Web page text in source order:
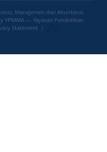
Manajemen dan Akuntansi.
— Yayasan Pendidikan
Statement